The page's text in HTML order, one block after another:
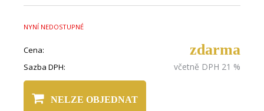
NYNÍ NEDOSTUPNÉ
Cena: zdarma
Sazba DPH: včetně DPH 21 %
NELZE OBJEDNAT